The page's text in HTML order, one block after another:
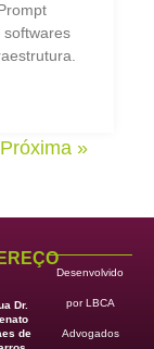
softwares
Próxima »
Dr.
de
Desenvolvido
por LBCA
Advogados